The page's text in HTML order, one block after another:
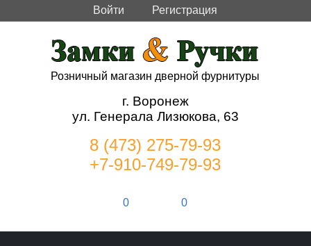
Войти Регистрация
Розничный магазин дверной фурнитуры
г. Воронеж
ул. Генерала Лизюкова, 63
8 (473) 275-79-93
+7-910-749-79-93
0 0